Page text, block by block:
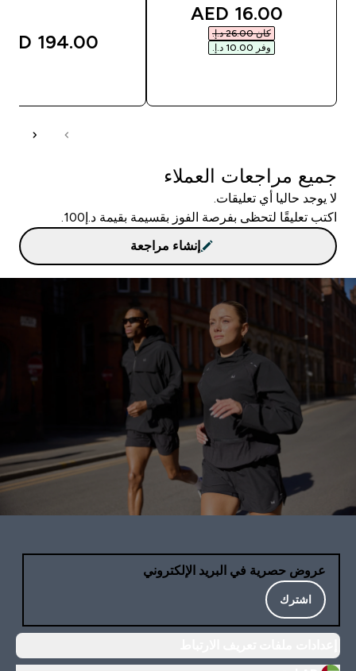
discounted price
16.00 AED‎
كان ‏26.00 د.إ.‏‎
وفر ‏10.00 د.إ.‏‎
194.00 AED‎
جميع مراجعات العملاء
لا يوجد حاليا أي تعليقات.
اكتب تعليقًا لتحظى بفرصة الفوز بقسيمة بقيمة د.إ100.
إنشاء مراجعة
عروض حصرية في البريد الإلكتروني
اشترك